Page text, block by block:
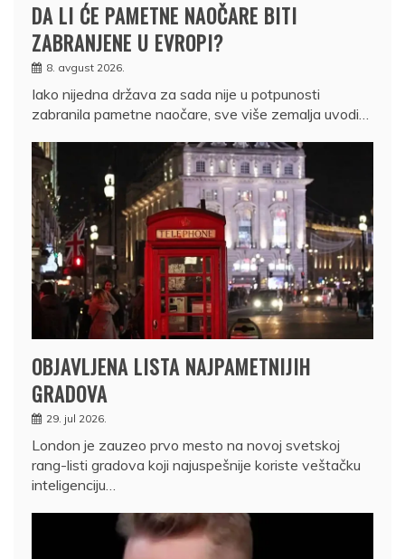
DA LI ĆE PAMETNE NAOČARE BITI
ZABRANJENE U EVROPI?
8. avgust 2026.
Iako nijedna država za sada nije u potpunosti
zabranila pametne naočare, sve više zemalja uvodi…
OBJAVLJENA LISTA NAJPAMETNIJIH
GRADOVA
29. jul 2026.
London je zauzeo prvo mesto na novoj svetskoj
rang-listi gradova koji najuspešnije koriste veštačku
inteligenciju…